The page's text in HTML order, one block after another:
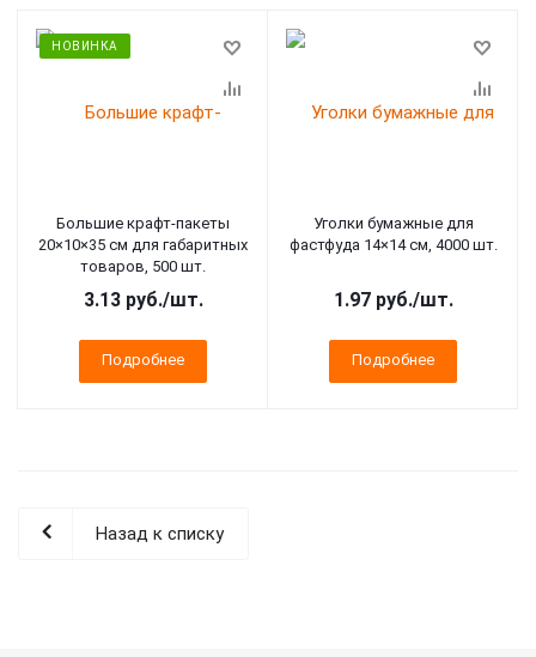
НОВИНКА
Большие крафт-пакеты
20×10×35 см для габаритных
товаров, 500 шт.
3.13руб./шт.
Подробнее
Уголки бумажные для
фастфуда 14×14 см, 4000 шт.
1.97руб./шт.
Подробнее
Назад к списку